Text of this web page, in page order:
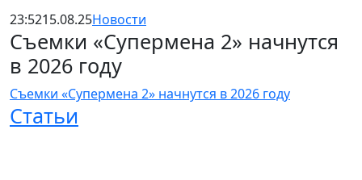
23:5215.08.25Новости
Съемки «Супермена 2» начнутся
в 2026 году
Съемки «Супермена 2» начнутся в 2026 году
Статьи